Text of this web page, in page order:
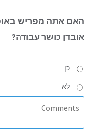
האם אתה מפריש
אובדן כושר עבודה?
כן
לא